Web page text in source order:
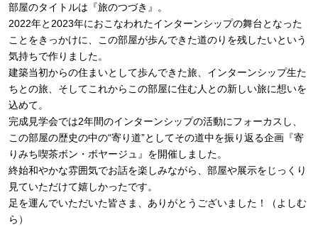
部屋のタイトルは『旅のつづき』。
2022年と2023年におこなわれたインターンシップの舞台となった
ことをきっかけに、この部屋が歩んできた道のりを残したいという
気持ちで作りました。
建築当初からの住まいとして歩んできた旅、インターンシップ生た
ちとの旅、そしてこれからこの部屋に住む人との新しい旅に想いを
込めて。
完成見学会では2年間のインターンシップの活動にフォーカスし、
この部屋の歴史の中の“寄り道”としてその道中を振り返る企画『寄
りみち喫茶ボン・ボヤージュ』を開催しました。
終始和やかな雰囲気でお話を楽しみながら、部屋や展示をじっくり
見ていただけて嬉しかったです。
足を運んでいただいた皆さま、ありがとうございました！（よしむ
ら）